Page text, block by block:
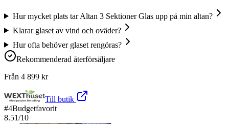
Hur mycket plats tar Altan 3 Sektioner Glas upp på min altan?
Klarar glaset av vind och oväder?
Hur ofta behöver glaset rengöras?
Rekommenderad återförsäljare
Från 4 899 kr
Till butik
#4Budgetfavorit
8.51/10